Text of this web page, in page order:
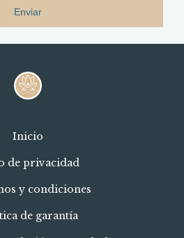
Enviar
Inicio
de privacidad
y condiciones
de garantía